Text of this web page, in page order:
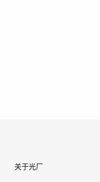
关于光厂